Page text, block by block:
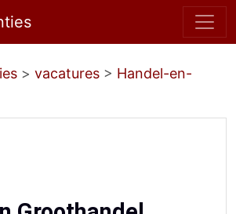
> vacatures > Handel-en-